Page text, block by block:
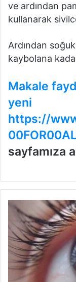
ve ardından
kullanarak
Ardından
kaybolana
Makale
yeni
https://
sayfamıza